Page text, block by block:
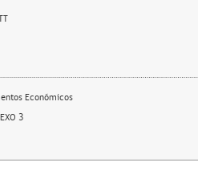
Económicos
3